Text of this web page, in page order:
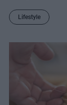
Lifestyle